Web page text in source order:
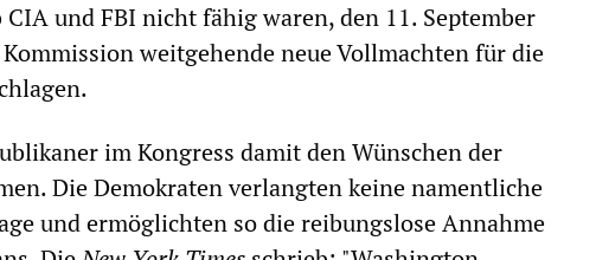
und FBI nicht fähig waren, den 11. September
weitgehende neue Vollmachten für die
im Kongress damit den Wünschen der
Die Demokraten verlangten keine namentliche
und ermöglichten so die reibungslose Annahme